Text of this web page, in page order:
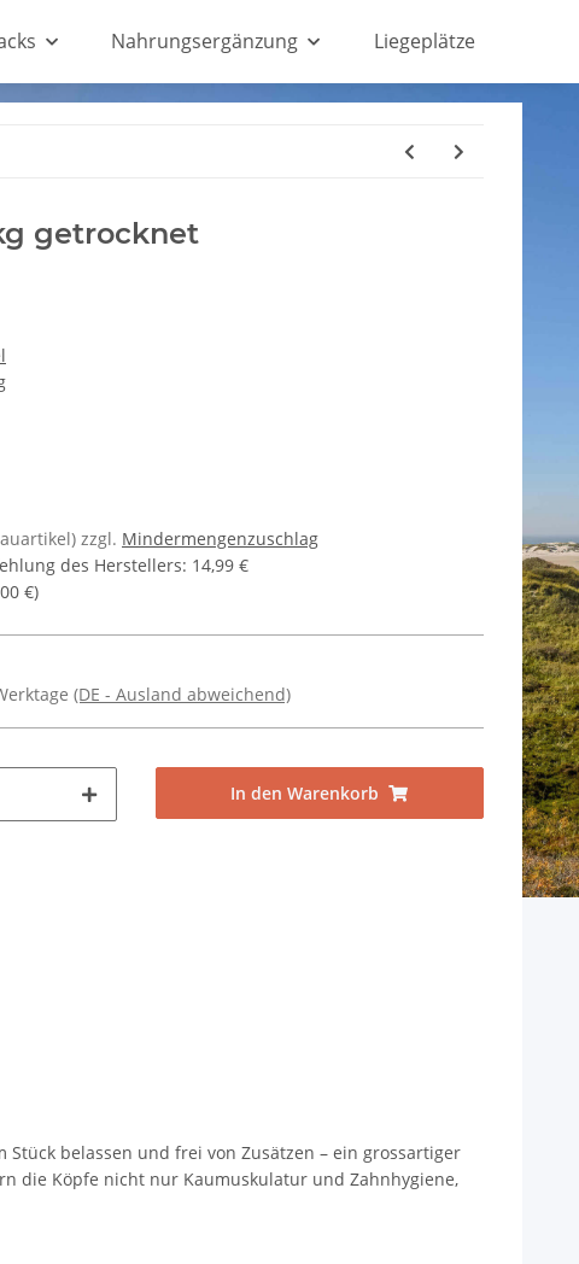
Nahrungsergänzung Liegeplätze
getrocknet
zzgl. Mindermengenzuschlag
des Herstellers: 14,99 €
€)
(DE - Ausland abweichend)
In den Warenkorb
belassen und frei von Zusätzen – ein grossartiger
die Köpfe nicht nur Kaumuskulatur und Zahnhygiene,